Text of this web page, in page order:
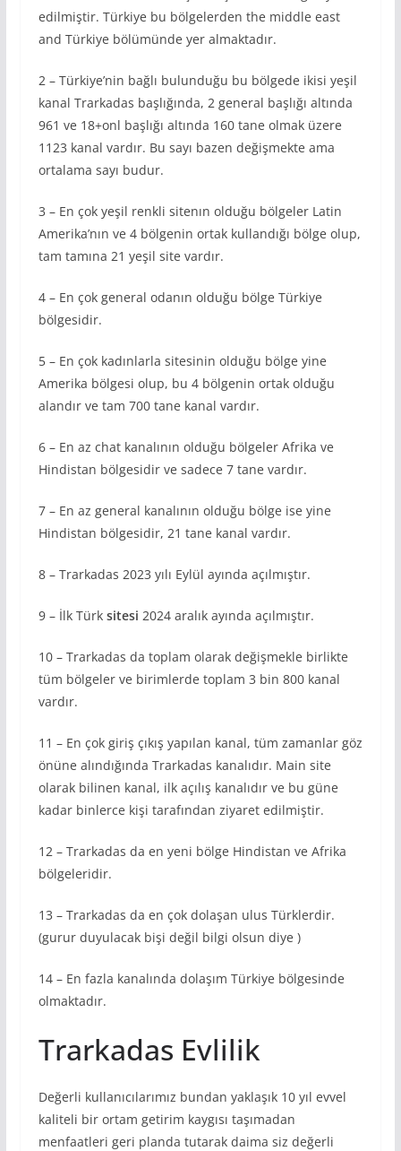
edilmiştir. Türkiye bu bölgelerden the middle east
and Türkiye bölümünde yer almaktadır.
2 – Türkiye’nin bağlı bulunduğu bu bölgede ikisi yeşil
kanal Trarkadas başlığında, 2 general başlığı altında
961 ve 18+onl başlığı altında 160 tane olmak üzere
1123 kanal vardır. Bu sayı bazen değişmekte ama
ortalama sayı budur.
3 – En çok yeşil renkli sitenın olduğu bölgeler Latin
Amerika’nın ve 4 bölgenin ortak kullandığı bölge olup,
tam tamına 21 yeşil site vardır.
4 – En çok general odanın olduğu bölge Türkiye
bölgesidir.
5 – En çok kadınlarla sitesinin olduğu bölge yine
Amerika bölgesi olup, bu 4 bölgenin ortak olduğu
alandır ve tam 700 tane kanal vardır.
6 – En az chat kanalının olduğu bölgeler Afrika ve
Hindistan bölgesidir ve sadece 7 tane vardır.
7 – En az general kanalının olduğu bölge ise yine
Hindistan bölgesidir, 21 tane kanal vardır.
8 – Trarkadas 2023 yılı Eylül ayında açılmıştır.
9 – İlk Türk sitesi 2024 aralık ayında açılmıştır.
10 – Trarkadas da toplam olarak değişmekle birlikte
tüm bölgeler ve birimlerde toplam 3 bin 800 kanal
vardır.
11 – En çok giriş çıkış yapılan kanal, tüm zamanlar göz
önüne alındığında Trarkadas kanalıdır. Main site
olarak bilinen kanal, ilk açılış kanalıdır ve bu güne
kadar binlerce kişi tarafından ziyaret edilmiştir.
12 – Trarkadas da en yeni bölge Hindistan ve Afrika
bölgeleridir.
13 – Trarkadas da en çok dolaşan ulus Türklerdir.
(gurur duyulacak bişi değil bilgi olsun diye )
14 – En fazla kanalında dolaşım Türkiye bölgesinde
olmaktadır.
Trarkadas Evlilik
Değerli kullanıcılarımız bundan yaklaşık 10 yıl evvel
kaliteli bir ortam getirim kaygısı taşımadan
menfaatleri geri planda tutarak daima siz değerli